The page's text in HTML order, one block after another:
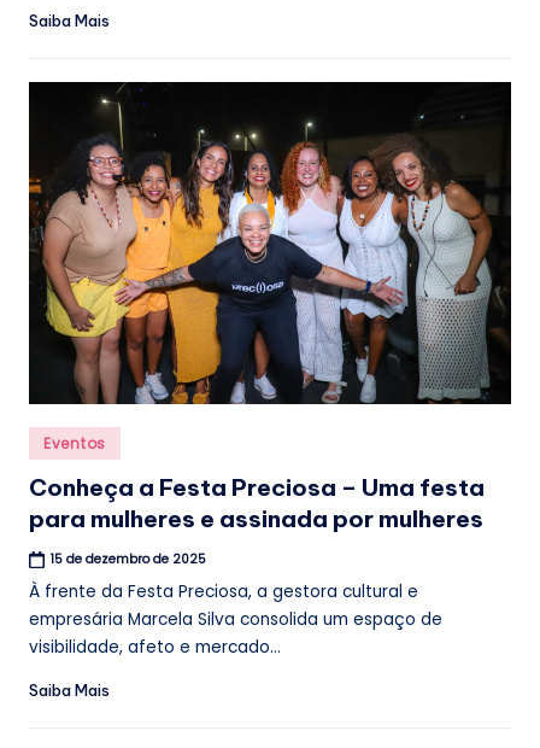
Saiba Mais
Posted
in
Eventos
Conheça a Festa Preciosa – Uma festa
para mulheres e assinada por mulheres
15 de dezembro de 2025
À frente da Festa Preciosa, a gestora cultural e
empresária Marcela Silva consolida um espaço de
visibilidade, afeto e mercado...
Saiba Mais